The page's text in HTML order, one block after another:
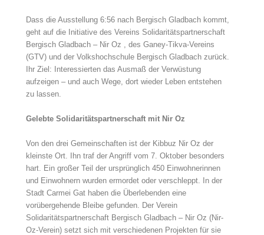
Dass die Ausstellung 6:56 nach Bergisch Gladbach kommt,
geht auf die Initiative des Vereins Solidaritätspartnerschaft
Bergisch Gladbach – Nir Oz , des Ganey-Tikva-Vereins
(GTV) und der Volkshochschule Bergisch Gladbach zurück.
Ihr Ziel: Interessierten das Ausmaß der Verwüstung
aufzeigen – und auch Wege, dort wieder Leben entstehen
zu lassen.
Gelebte Solidaritätspartnerschaft mit Nir Oz
Von den drei Gemeinschaften ist der Kibbuz Nir Oz der
kleinste Ort. Ihn traf der Angriff vom 7. Oktober besonders
hart. Ein großer Teil der ursprünglich 450 Einwohnerinnen
und Einwohnern wurden ermordet oder verschleppt. In der
Stadt Carmei Gat haben die Überlebenden eine
vorübergehende Bleibe gefunden. Der Verein
Solidaritätspartnerschaft Bergisch Gladbach – Nir Oz (Nir-
Oz-Verein) setzt sich mit verschiedenen Projekten für sie